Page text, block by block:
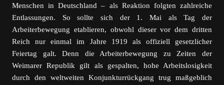
Menschen in Deutschland – als Reaktion folgten zahlreiche
Entlassungen. So sollte sich der 1. Mai als Tag der
Arbeiterbewegung etablieren, obwohl dieser vor dem dritten
Reich nur einmal im Jahre 1919 als offiziell gesetzlicher
Feiertag galt. Denn die Arbeiterbewegung zu Zeiten der
Weimarer Republik gilt als gespalten, hohe Arbeitslosigkeit
durch den weltweiten Konjunkturrückgang trug maßgeblich